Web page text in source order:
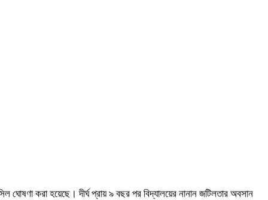
ঘোষণা করা হয়েছে। দীর্ঘ প্রায় ৯ বছর পর বিদ্যালয়ের নানান জটিলতার অবসান